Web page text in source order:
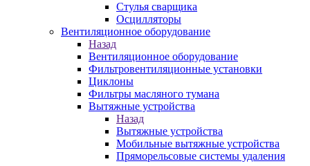
Стулья сварщика
Осцилляторы
Вентиляционное оборудование
Назад
Вентиляционное оборудование
Фильтровентиляционные установки
Циклоны
Фильтры масляного тумана
Вытяжные устройства
Назад
Вытяжные устройства
Мобильные вытяжные устройства
Пряморельсовые системы удаления